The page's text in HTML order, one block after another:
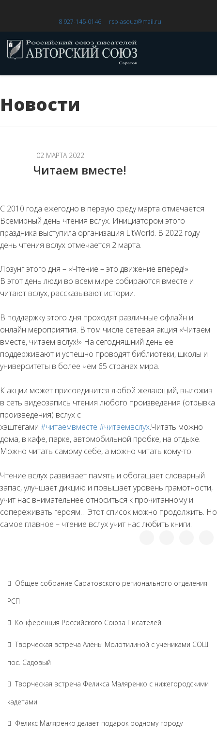
8 927-145-0146 rsp-asouz@mail.ru
Новости
02 МАРТА 2022
Читаем вместе!
С 2010 года ежегодно в первую среду марта отмечается
Всемирный день чтения вслух. Инициатором этого
праздника выступила организация LitWorld. В 2022 году
день чтения вслух отмечается 2 марта.
Лозунг этого дня – «Чтение – это движение вперед!»
В этот день люди во всем мире собираются вместе и
читают вслух, рассказывают истории.
В поддержку этого дня проходят различные офлайн и
онлайн мероприятия. В том числе сетевая акция «Читаем
вместе, читаем вслух!» На сегодняшний день её
поддерживают и успешно проводят библиотеки, школы и
университеты в более чем 65 странах мира.
К акции может присоединится любой желающий, выложив
в сеть видеозапись чтения любого произведения (отрывка
произведения) вслух с
хэштегами #читаемвместе #читаемвслух.Читать можно
дома, в кафе, парке, автомобильной пробке, на отдыхе.
Можно читать самому себе, а можно читать кому-то.
Чтение вслух развивает память и обогащает словарный
запас, улучшает дикцию и повышает уровень грамотности,
учит нас внимательнее относиться к прочитанному и
сопереживать героям… Этот список можно продолжить. Но
самое главное – чтение вслух учит нас любить книги.
Общее собрание Саратовского регионального отделения
РСП
Конференция Российского Союза Писателей
Творческая встреча Алёны Молотилиной с учениками СОШ
пос. Садовый
Творческая встреча Феликса Маляренко с нижегородскими
кадетами
Феликс Маляренко делает подарок родному городу